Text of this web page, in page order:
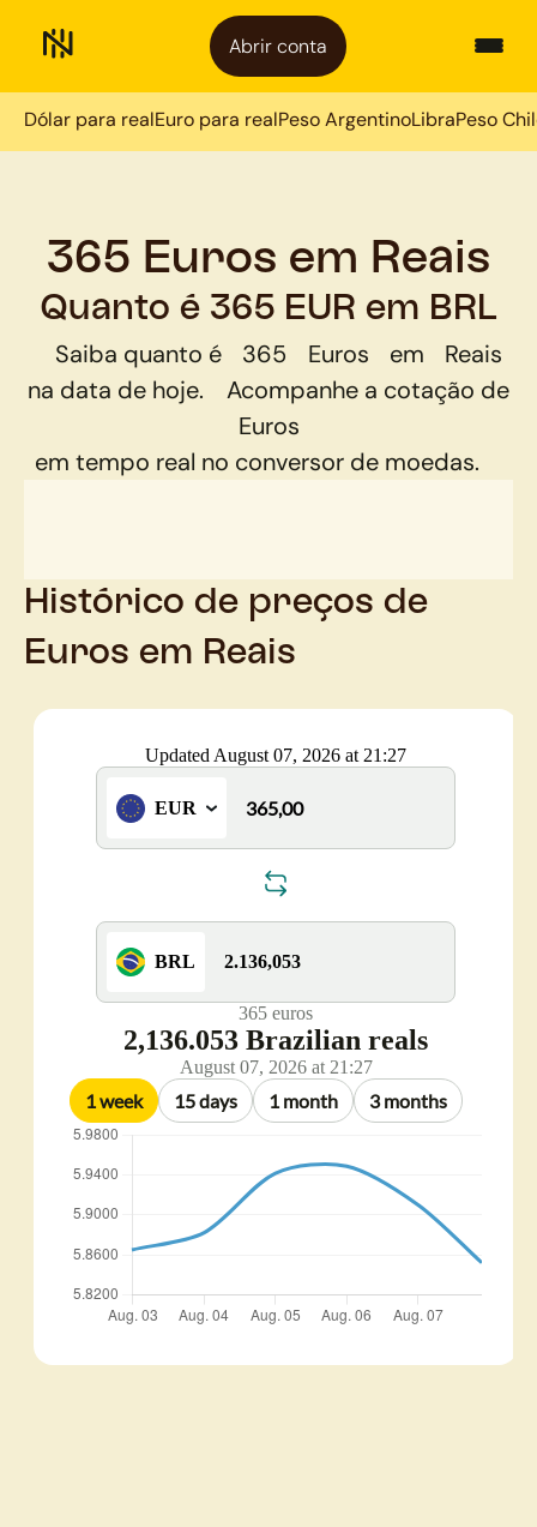
Abrir conta
Dólar para realEuro para realPeso ArgentinoLibraPeso
365 Euros em Reais
Quanto é 365 EUR em BRL
Saiba quanto é 365 Euros em
Reais
na data de hoje.
Acompanhe a cotação de
Euros
em tempo real no conversor de moedas.
Histórico de preços de
Euros em Reais